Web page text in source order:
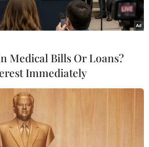
MỤC
Emir
tượng văn hóa,
mạn của đồi
Medical Bills Or Loans?
Immediately